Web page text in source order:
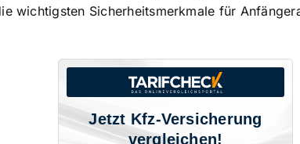
wichtigsten Sicherheitsmerkmale für
Jetzt Kfz-Versicherung
vergleichen!